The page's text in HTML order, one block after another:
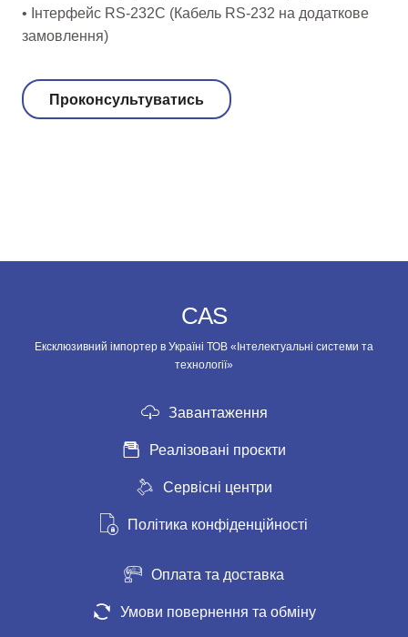
• Інтерфейс RS-232С (Кабель RS-232 на додаткове
замовлення)
Проконсультуватись
CAS
Ексклюзивний імпортер в Україні ТОВ «Інтелектуальні системи та
технології»
Завантаження
Реалізовані проєкти
Сервісні центри
Політика конфіденційності
Оплата та доставка
Умови повернення та обміну